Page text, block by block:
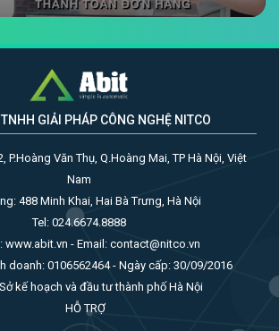
GIẢI PHÁP CÔNG NGHỆ NITCO
P.Hoàng Văn Thụ, Q.Hoàng Mai, TP Hà Nội, Việt
Nam
488 Minh Khai, Hai Bà Trưng, Hà Nội
Tel: 024.6674.8888
www.abit.vn - Email: contact@nitco.vn
doanh: 0106562464 - Ngày cấp: 30/09/2016
kế hoạch và đầu tư thành phố Hà Nội
HỖ TRỢ